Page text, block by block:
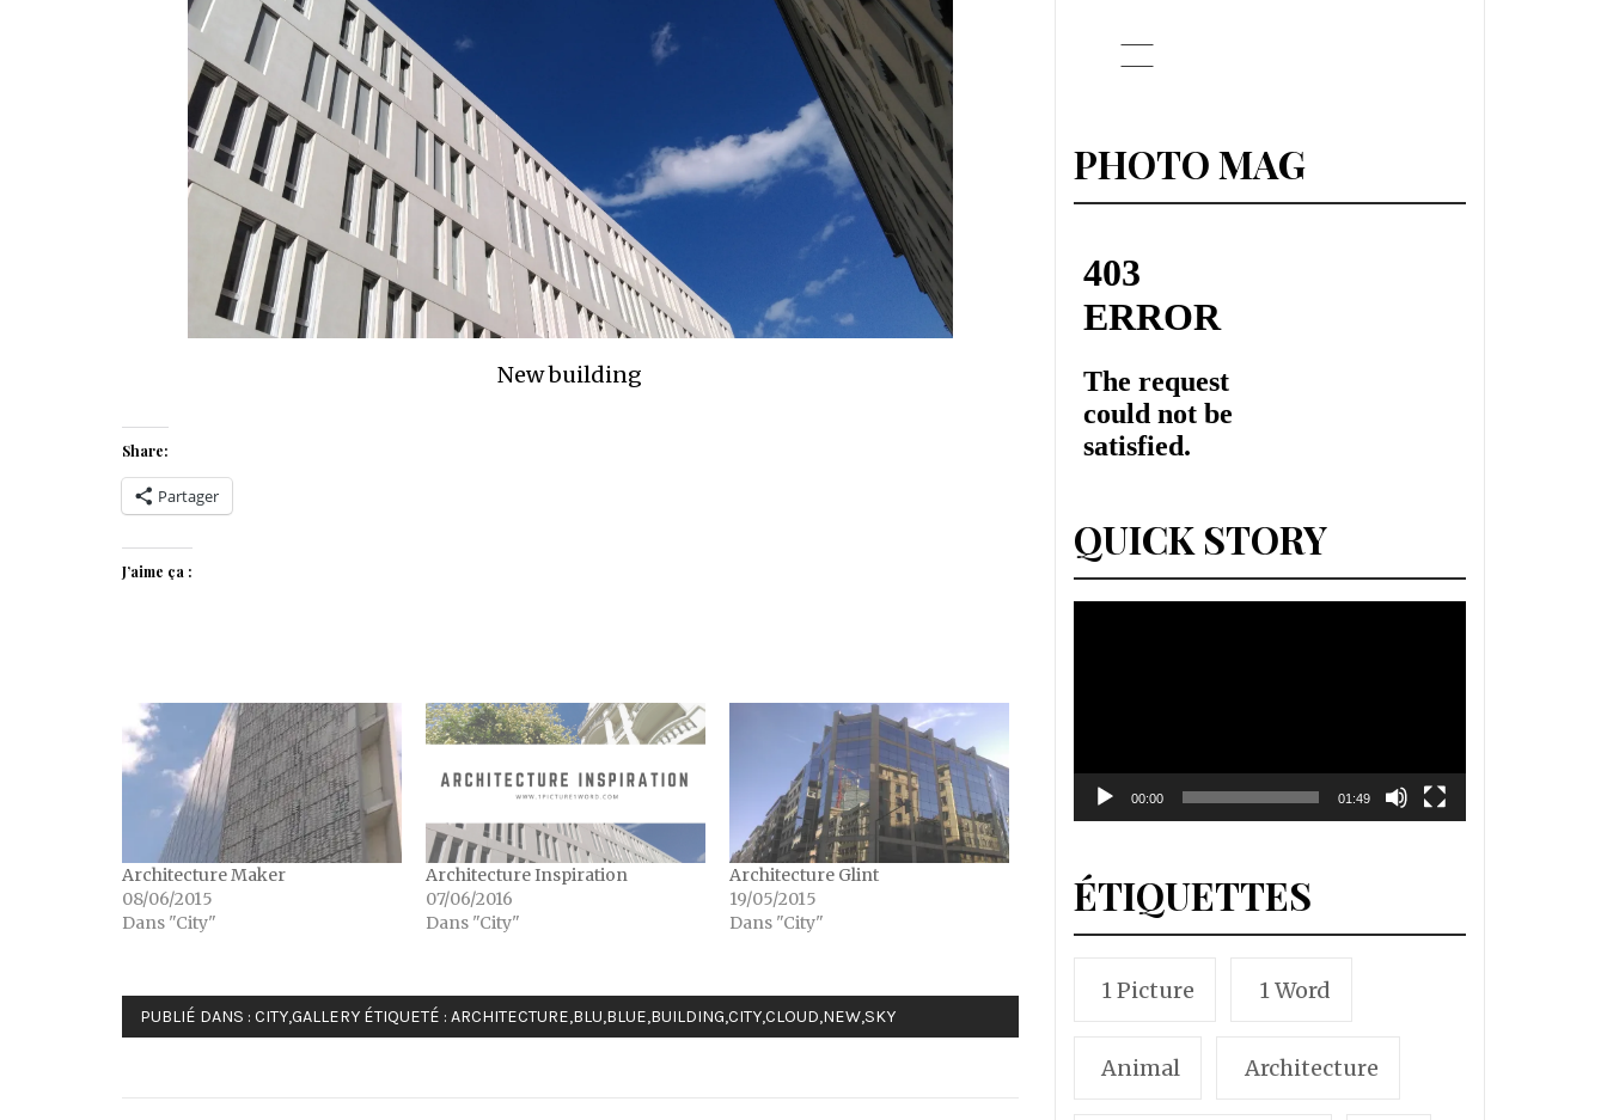
New building
Share:
Partager
J’aime ça :
Architecture Maker
08/06/2015
Dans "City"
Architecture Inspiration
07/06/2016
Dans "City"
Architecture Glint
19/05/2015
Dans "City"
PUBLIÉ DANS : CITY,GALLERY ÉTIQUETÉ : ARCHITECTURE,BLU,BLUE,BUILDING,CITY,CLOUD,NEW,SKY
PHOTO MAG
QUICK STORY
00:00 01:49
ÉTIQUETTES
1 Picture 1 Word
Animal Architecture